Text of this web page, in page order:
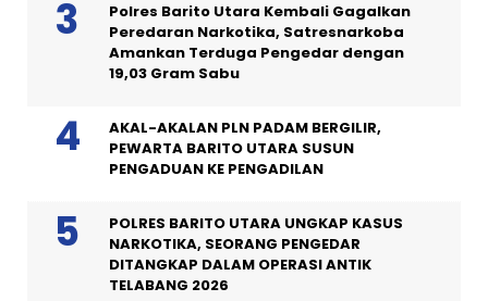
Polres Barito Utara Kembali Gagalkan
Peredaran Narkotika, Satresnarkoba
Amankan Terduga Pengedar dengan
19,03 Gram Sabu
AKAL-AKALAN PLN PADAM BERGILIR,
PEWARTA BARITO UTARA SUSUN
PENGADUAN KE PENGADILAN
POLRES BARITO UTARA UNGKAP KASUS
NARKOTIKA, SEORANG PENGEDAR
DITANGKAP DALAM OPERASI ANTIK
TELABANG 2026